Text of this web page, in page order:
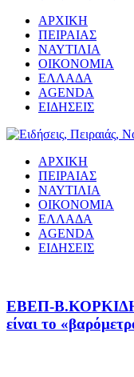
ΑΡΧΙΚΗ
ΠΕΙΡΑΙΑΣ
ΝΑΥΤΙΛΙΑ
ΟΙΚΟΝΟΜΙΑ
ΕΛΛΑΔΑ
AGENDA
ΕΙΔΗΣΕΙΣ
ΑΡΧΙΚΗ
ΠΕΙΡΑΙΑΣ
ΝΑΥΤΙΛΙΑ
ΟΙΚΟΝΟΜΙΑ
ΕΛΛΑΔΑ
AGENDA
ΕΙΔΗΣΕΙΣ
EΒΕΠ-
είναι το